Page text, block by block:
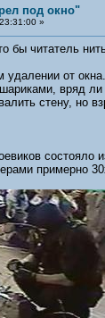
под окно"
»
бы читатель
удалении от
вряд
стену, но
примерно